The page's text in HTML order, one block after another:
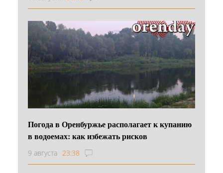
Погода в Оренбуржье располагает к купанию
в водоемах: как избежать рисков
9 августа 23:38